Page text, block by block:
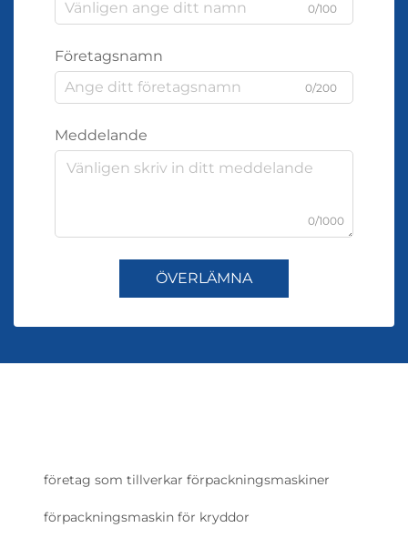
0/100
Företagsnamn
0/200
Meddelande
0/1000
ÖVERLÄMNA
företag som tillverkar förpackningsmaskiner
förpackningsmaskin för kryddor